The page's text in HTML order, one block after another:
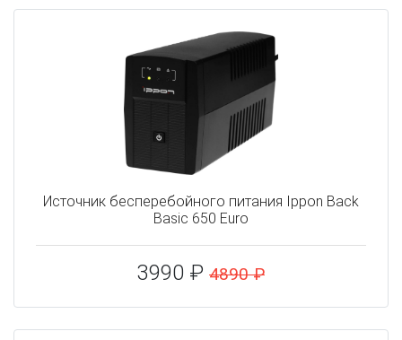
Источник бесперебойного питания Ippon Back
Basic 650 Euro
3990 ₽ 4890 ₽